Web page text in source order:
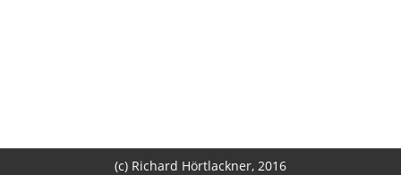
(c) Richard Hörtlackner, 2016